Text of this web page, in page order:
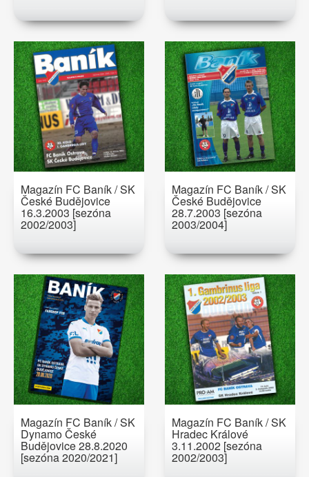
Magazín FC Baník / SK
České Budějovice
16.3.2003 [sezóna
2002/2003]
Magazín FC Baník / SK
České Budějovice
28.7.2003 [sezóna
2003/2004]
Magazín FC Baník / SK
Dynamo České
Budějovice 28.8.2020
[sezóna 2020/2021]
Magazín FC Baník / SK
Hradec Králové
3.11.2002 [sezóna
2002/2003]